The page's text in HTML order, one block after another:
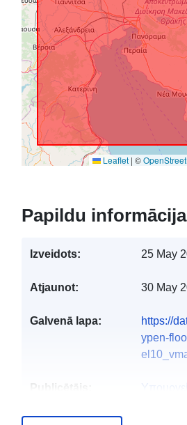
Leaflet | ©
Papildu informācija
Izveidots: 25 May
Atjaunot: 30 May
Galvenā lapa:
https://
ypen-
Publicētājs: